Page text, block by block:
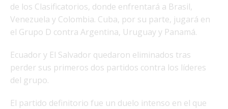
de los Clasificatorios, donde enfrentará a Brasil,
Venezuela y Colombia. Cuba, por su parte, jugará en
el Grupo D contra Argentina, Uruguay y Panamá.
Ecuador y El Salvador quedaron eliminados tras
perder sus primeros dos partidos contra los líderes
del grupo.
El partido definitorio fue un duelo intenso en el que